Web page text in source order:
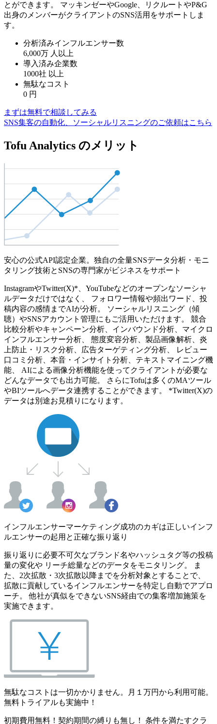
とができます。 マッキンゼーやGoogle、リクルートやP&G
出身のメンバーがクライアントのSNS活用をサポートしま
す。
分析済みインフルエンサー数
6,000万 人以上
導入済み企業数
1000社 以上
無駄なコスト
0 円
まずは無料で相談してみる
SNS集客の自動化、ソーシャルリスニングのご依頼はこちら
Tofu Analytics のメリット
安心の公式API認定企業。独自の全量SNSデータ分析・モニ
タリング技術とSNSの専門家がビジネスをサポート
InstagramやTwitter(X)*、YouTubeなどのオープンなソーシャ
ルデータだけではなく、 フォロワー情報や頻出ワード、投
稿内容の感情までAIが分析。 ソーシャルリスニング（傾
聴）やSNSアカウント管理にもご活用いただけます。 競合
比較分析やキャンペーン分析、インバウンド分析、マイクロ
インフルエンサー分析、 態度変容分析、製品画像解析、炎
上防止・リスク分析、広告ターゲティング分析、 レビュー
口コミ分析、本音・インサイト分析、テキストマイニング機
能、 AIによる画像分析機能を使ってクライアントが必要な
どんなデータでも出力可能。 さらにTofuは多くのMAツール
やBIツールへデータ連携することができます。 *Twitter(X)の
データは別途お見積りになります。
インフルエンサーマーケティング成功のカギは正しいインフ
ルエンサーの起用と正確な振り返り
振り返りに必要不可欠なブランド名やハッシュタグ等の投稿
量の変化や リーチ総量などのデータをモニタリング。 ま
た、2次拡散・3次拡散以降までを分析対象とすることで、
拡散に貢献しているインフルエンサーを特定し自動でアプロ
ーチ。 他社が真似をできないSNS経由での集客増加施策を
実施できます。
無駄なコストは一切かかりません。月１万円から利用可能。
無料トライアルも実施中！
初期費用無料！契約期間の縛りも無し！ 条件を満たすクラ